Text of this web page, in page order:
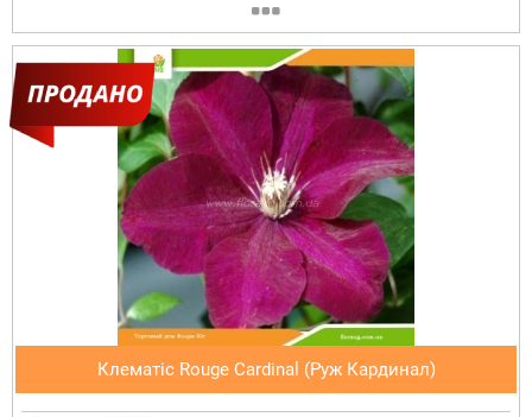
Клематіс Rouge Cardinal (Руж Кардинал)